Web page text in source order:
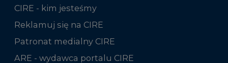
CIRE - kim jesteśmy
Reklamuj się na CIRE
Patronat medialny CIRE
ARE - wydawca portalu CIRE